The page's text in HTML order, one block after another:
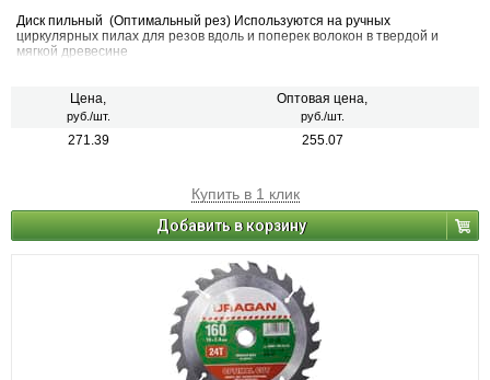
Диск пильный (Оптимальный рез) Используются на ручных
циркулярных пилах для резов вдоль и поперек волокон в твердой и
мягкой древесине
Цена,
руб./шт.
Оптовая цена,
руб./шт.
271.39 255.07
Купить в 1 клик
Добавить в корзину